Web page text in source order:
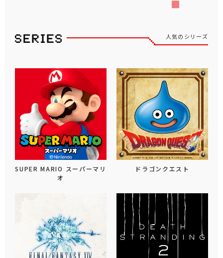
人気のシリーズ
SUPER MARIO スーパーマリ
オ
ドラゴンクエスト